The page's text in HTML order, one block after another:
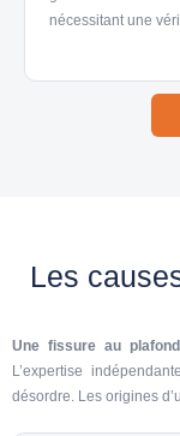
nécessitant une
Les
Une fissure au plafond
L’expertise
désordre. Les origines